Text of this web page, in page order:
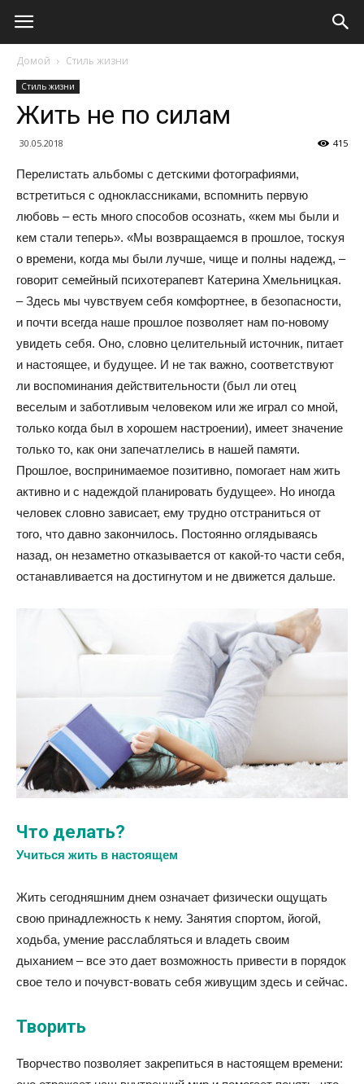
Домой Стиль жизни
Стиль жизни
Жить не по силам
30.05.2018 415
Перелистать альбомы с детскими фотографиями,
встретиться с одноклассниками, вспомнить первую
любовь – есть много способов осознать, «кем мы были и
кем стали теперь». «Мы возвращаемся в прошлое, тоскуя
о времени, когда мы были лучше, чище и полны надежд, –
говорит семейный психотерапевт Катерина Хмельницкая.
– Здесь мы чувствуем себя комфортнее, в безопасности,
и почти всегда наше прошлое позволяет нам по-новому
увидеть себя. Оно, словно целительный источник, питает
и настоящее, и будущее. И не так важно, соответствуют
ли воспоминания действительности (был ли отец
веселым и заботливым человеком или же играл со мной,
только когда был в хорошем настроении), имеет значение
только то, как они запечатлелись в нашей памяти.
Прошлое, воспринимаемое позитивно, помогает нам жить
активно и с надеждой планировать будущее». Но иногда
человек словно зависает, ему трудно отстраниться от
того, что давно закончилось. Постоянно оглядываясь
назад, он незаметно отказывается от какой-то части себя,
останавливается на достигнутом и не движется дальше.
Что делать?
Учиться жить в настоящем
Жить сегодняшним днем означает физически ощущать
свою принадлежность к нему. Занятия спортом, йогой,
ходьба, умение расслабляться и владеть своим
дыханием – все это дает возможность привести в порядок
свое тело и почувст-вовать себя живущим здесь и сейчас.
Творить
Творчество позволяет закрепиться в настоящем времени: